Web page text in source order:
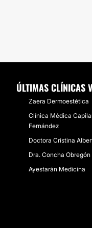
ÚLTIMAS CLÍNICAS
Zaera Dermoestética
Clínica Médica
Fernández
Doctora Cristina
Dra. Concha Obregón
Ayestarán Medicina